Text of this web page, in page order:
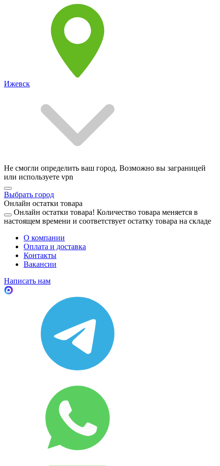
Ижевск
Не смогли определить ваш город. Возможно вы заграницей
или используете vpn
Выбрать город
Онлайн остатки товара
Онлайн остатки товара! Количество товара меняется в
настоящем времени и соответствует остатку товара на складе
О компании
Оплата и доставка
Контакты
Вакансии
Написать нам